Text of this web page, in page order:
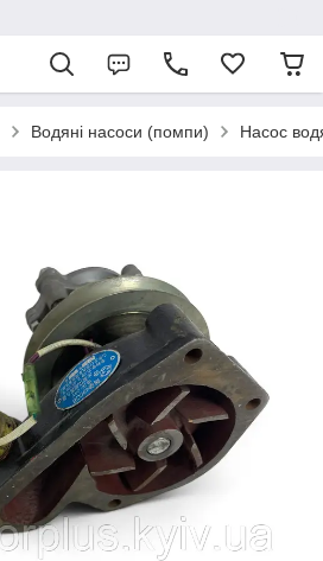
Водяні насоси (помпи) Насос